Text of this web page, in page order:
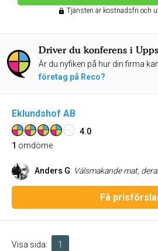
Tjänsten är kostnadsfri och
Driver du konferens i
Är du nyfiken på hur din firma
företag på Reco?
Eklundshof AB
4.0
1 omdöme
Anders G: Välsmakande mat, deras whiskey marinerade filé var helt
Få
Visa sida: 1